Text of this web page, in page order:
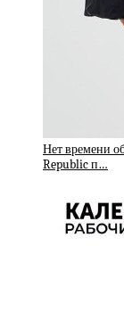
Нет времени
Republic п…